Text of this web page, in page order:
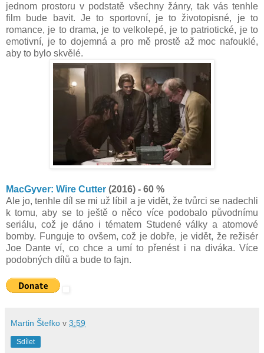
jednom prostoru v podstatě všechny žánry, tak vás tenhle
film bude bavit. Je to sportovní, je to životopisné, je to
romance, je to drama, je to velkolepé, je to patriotické, je to
emotivní, je to dojemná a pro mě prostě až moc nafouklé,
aby to bylo skvělé.
MacGyver: Wire Cutter (2016) - 60 %
Ale jo, tenhle díl se mi už líbil a je vidět, že tvůrci se nadechli
k tomu, aby se to ještě o něco více podobalo původnímu
seriálu, což je dáno i tématem Studené války a atomové
bomby. Funguje to ovšem, což je dobře, je vidět, že režisér
Joe Dante ví, co chce a umí to přenést i na diváka. Více
podobných dílů a bude to fajn.
Martin Štefko v 3:59
Sdílet